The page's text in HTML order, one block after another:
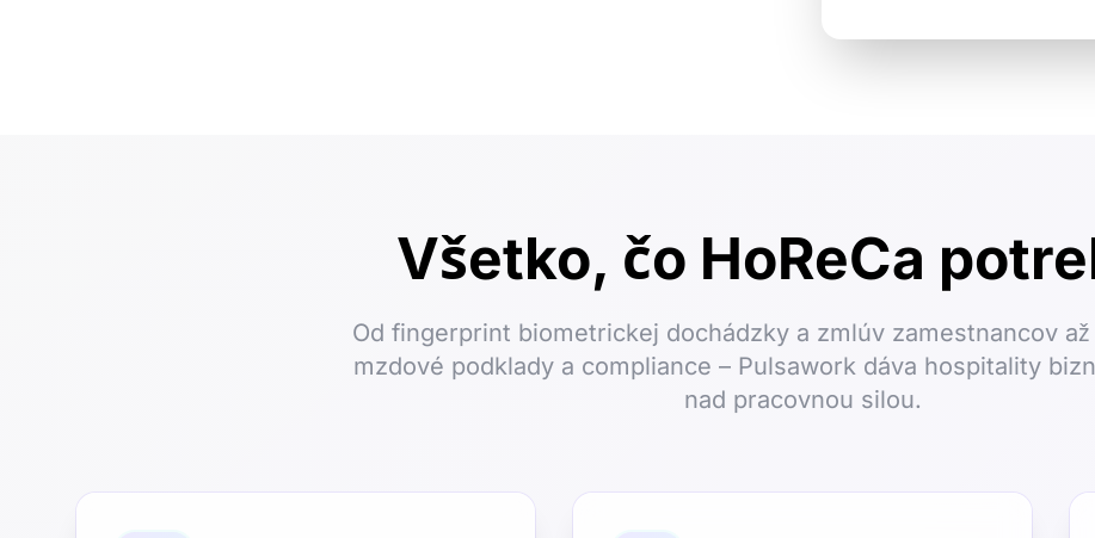
Všetko, čo HoReCa
Od fingerprint biometrickej dochádzky a zmlúv zamestnancov
mzdové podklady a compliance – Pulsawork dáva hospitality
nad pracovnou silou.